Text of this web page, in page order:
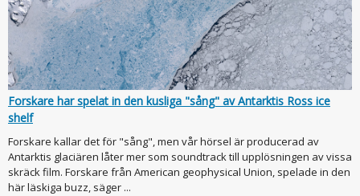
Forskare har spelat in den kusliga "sång" av Antarktis Ross ice
shelf
Forskare kallar det för "sång", men vår hörsel är producerad av
Antarktis glaciären låter mer som soundtrack till upplösningen av vissa
skräck film. Forskare från American geophysical Union, spelade in den
här läskiga buzz, säger ...